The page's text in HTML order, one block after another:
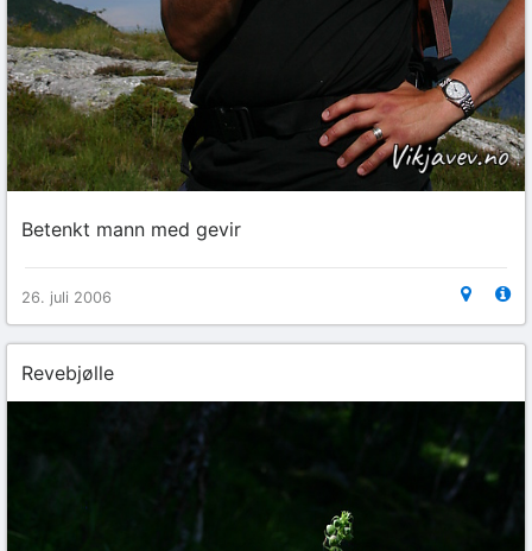
Betenkt mann med gevir
26. juli 2006
Revebjølle